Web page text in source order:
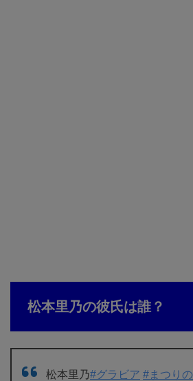
松本里乃の彼氏は誰？
松本里乃#グラビア #まつりの